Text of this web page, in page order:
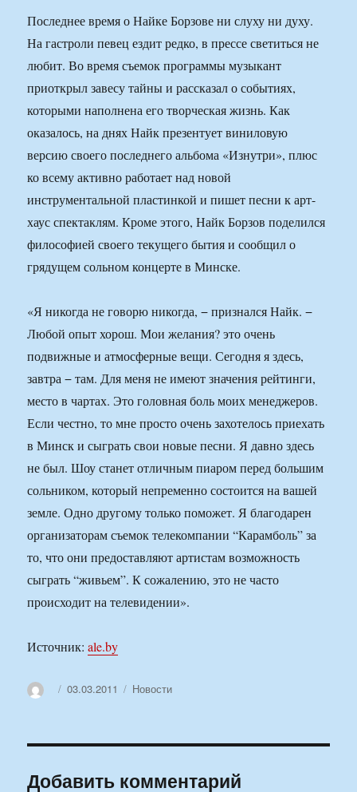
Последнее время о Найке Борзове ни слуху ни духу.
На гастроли певец ездит редко, в прессе светиться не
любит. Во время съемок программы музыкант
приоткрыл завесу тайны и рассказал о событиях,
которыми наполнена его творческая жизнь. Как
оказалось, на днях Найк презентует виниловую
версию своего последнего альбома «Изнутри», плюс
ко всему активно работает над новой
инструментальной пластинкой и пишет песни к арт-
хаус спектаклям. Кроме этого, Найк Борзов поделился
философией своего текущего бытия и сообщил о
грядущем сольном концерте в Минске.
«Я никогда не говорю никогда, − признался Найк. −
Любой опыт хорош. Мои желания? это очень
подвижные и атмосферные вещи. Сегодня я здесь,
завтра − там. Для меня не имеют значения рейтинги,
место в чартах. Это головная боль моих менеджеров.
Если честно, то мне просто очень захотелось приехать
в Минск и сыграть свои новые песни. Я давно здесь
не был. Шоу станет отличным пиаром перед большим
сольником, который непременно состоится на вашей
земле. Одно другому только поможет. Я благодарен
организаторам съемок телекомпании “Карамболь” за
то, что они предоставляют артистам возможность
сыграть “живьем”. К сожалению, это не часто
происходит на телевидении».
Источник:ale.by
АвторОпубликовано
03.03.2011 Рубрики
Новости
Добавить комментарий